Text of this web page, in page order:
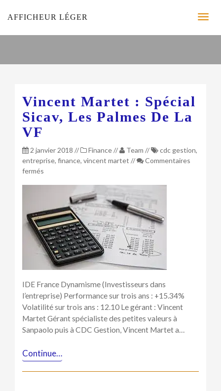
AFFICHEUR LÉGER
Vincent Martet : Spécial
Sicav, Les Palmes De La
VF
2 janvier 2018 // Finance// Team // cdc gestion,
entreprise, finance, vincent martet //
Commentaires
fermés
Spécial
Sicav,
les
palmes
de
IDE France Dynamisme (Investisseurs dans
l’entreprise) Performance sur trois ans : +15.34%
Volatilité sur trois ans : 12.10 Le gérant : Vincent
Martet Gérant spécialiste des petites valeurs à
Sanpaolo puis à CDC Gestion, Vincent Martet a…
Continue…